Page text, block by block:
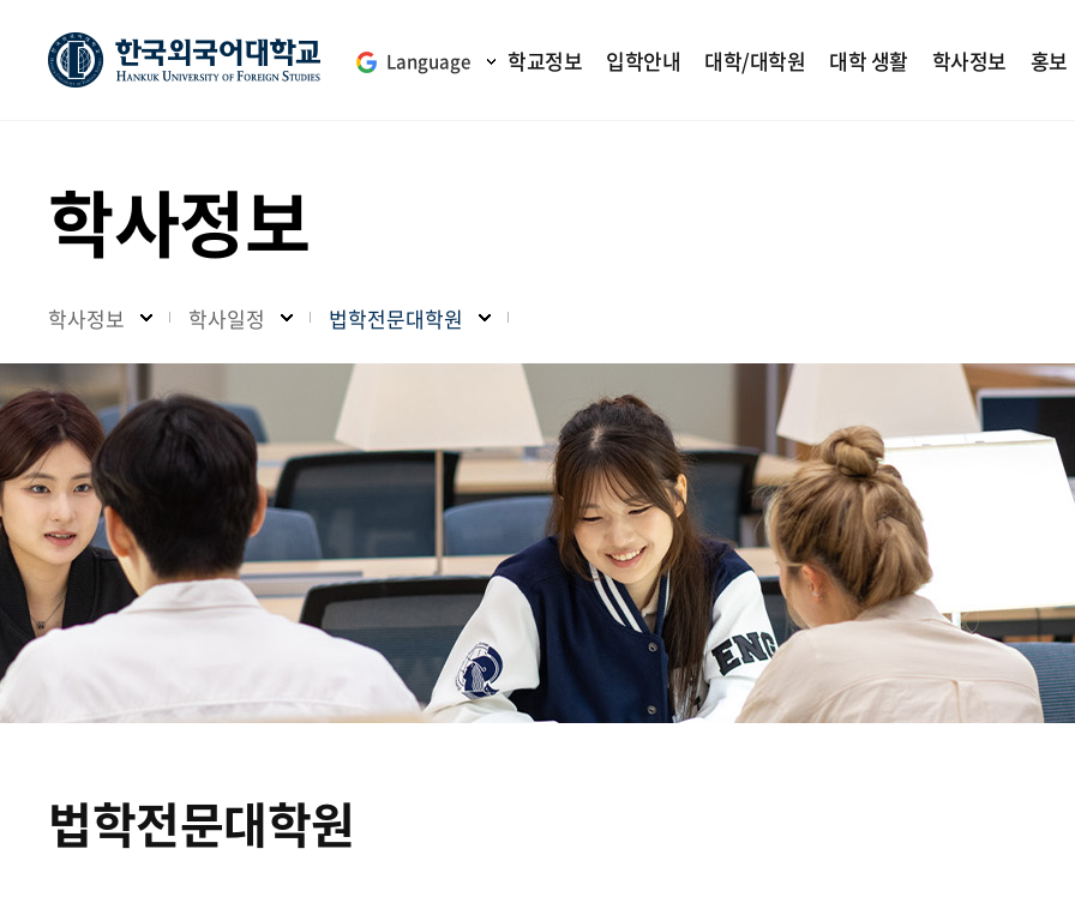
Language 학교정보 입학안내 대학/대학원 대학 생활 학사정보 홍보
학사정보
학사정보 학사일정 법학전문대학원
법학전문대학원